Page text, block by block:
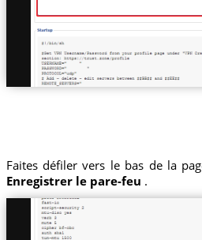
Faites défiler vers le bas de la
Enregistrer le pare-feu .